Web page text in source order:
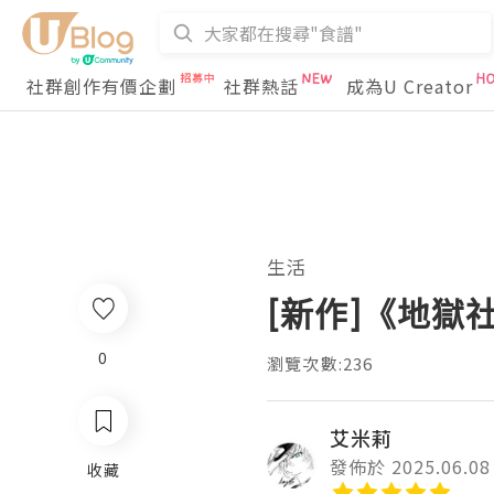
社群創作有價企劃 社群熱話 成為U Creator
生活
[新作]《地獄
瀏覽次數:236
艾米莉
發佈於 2025.06.08
0
收藏